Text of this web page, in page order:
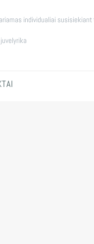
individualiai